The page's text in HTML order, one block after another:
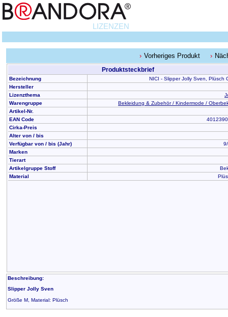
LIZENZEN
Vorheriges Produkt
Produktsteckbrief
Bezeichnung
NICI - Slipper Jolly Sven, Plüsch
Hersteller
Lizenzthema
Warengruppe
Bekleidung & Zubehör / Kindermode /
Artikel-Nr.
EAN Code
Cirka-Preis
Alter von / bis
Verfügbar von / bis (Jahr)
Marken
Tierart
Artikelgruppe Stoff
Material
Beschreibung:
Slipper Jolly Sven
Größe M, Material: Plüsch